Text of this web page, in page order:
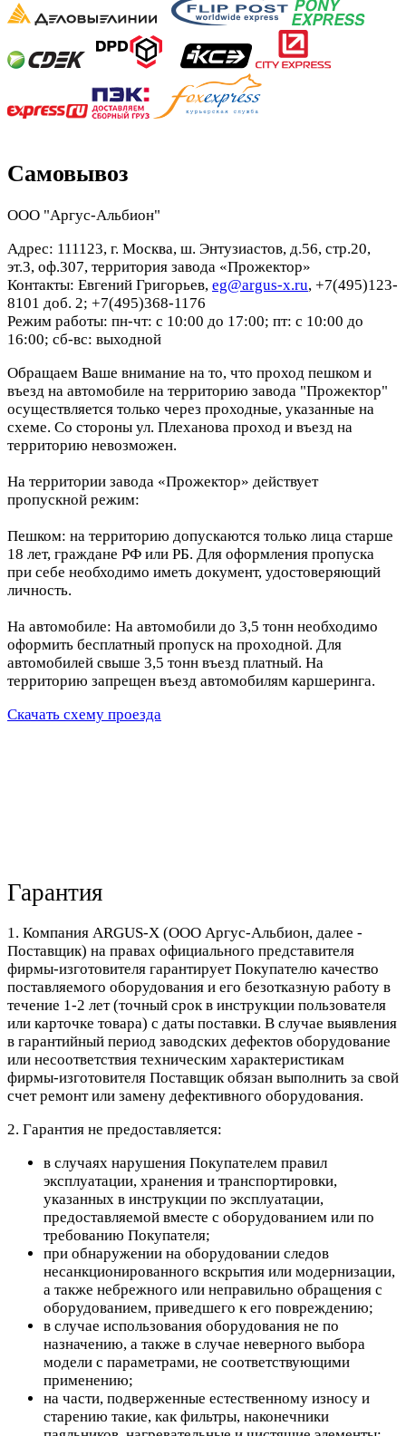
Самовывоз
ООО "Аргус-Альбион"
Адрес: 111123, г. Москва, ш. Энтузиастов, д.56, стр.20,
эт.3, оф.307, территория завода «Прожектор»
Контакты: Евгений Григорьев, eg@argus-x.ru, +7(495)123-
8101 доб. 2; +7(495)368-1176
Режим работы: пн-чт: с 10:00 до 17:00; пт: с 10:00 до
16:00; сб-вс: выходной
Обращаем Ваше внимание на то, что проход пешком и
въезд на автомобиле на территорию завода "Прожектор"
осуществляется только через проходные, указанные на
схеме. Со стороны ул. Плеханова проход и въезд на
территорию невозможен.
На территории завода «Прожектор» действует
пропускной режим:
Пешком: на территорию допускаются только лица старше
18 лет, граждане РФ или РБ. Для оформления пропуска
при себе необходимо иметь документ, удостоверяющий
личность.
На автомобиле: На автомобили до 3,5 тонн необходимо
оформить бесплатный пропуск на проходной. Для
автомобилей свыше 3,5 тонн въезд платный. На
территорию запрещен въезд автомобилям каршеринга.
Скачать схему проезда
Гарантия
1. Компания ARGUS-X (ООО Аргус-Альбион, далее -
Поставщик) на правах официального представителя
фирмы-изготовителя гарантирует Покупателю качество
поставляемого оборудования и его безотказную работу в
течение 1-2 лет (точный срок в инструкции пользователя
или карточке товара) с даты поставки. В случае выявления
в гарантийный период заводских дефектов оборудование
или несоответствия техническим характеристикам
фирмы-изготовителя Поставщик обязан выполнить за свой
счет ремонт или замену дефективного оборудования.
2. Гарантия не предоставляется:
в случаях нарушения Покупателем правил
эксплуатации, хранения и транспортировки,
указанных в инструкции по эксплуатации,
предоставляемой вместе с оборудованием или по
требованию Покупателя;
при обнаружении на оборудовании следов
несанкционированного вскрытия или модернизации,
а также небрежного или неправильно обращения с
оборудованием, приведшего к его повреждению;
в случае использования оборудования не по
назначению, а также в случае неверного выбора
модели с параметрами, не соответствующими
применению;
на части, подверженные естественному износу и
старению такие, как фильтры, наконечники